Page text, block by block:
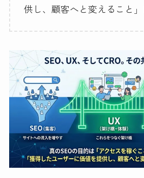
供し、顧客へと変えること」